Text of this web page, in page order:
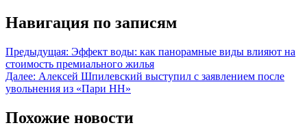
Навигация по записям
Предыдущая: Эффект воды: как панорамные виды влияют на
стоимость премиального жилья
Далее: Алексей Шпилевский выступил с заявлением после
увольнения из «Пари НН»
Похожие новости